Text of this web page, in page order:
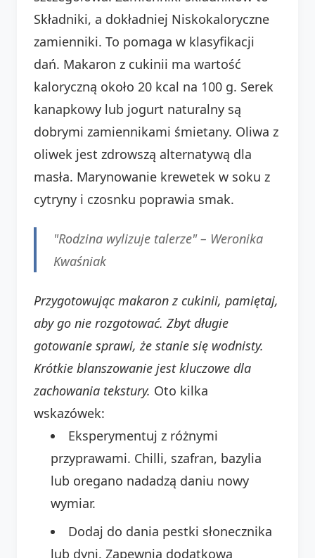
Składniki, a dokładniej Niskokaloryczne
zamienniki. To pomaga w klasyfikacji
dań. Makaron z cukinii ma wartość
kaloryczną około 20 kcal na 100 g. Serek
kanapkowy lub jogurt naturalny są
dobrymi zamiennikami śmietany. Oliwa z
oliwek jest zdrowszą alternatywą dla
masła. Marynowanie krewetek w soku z
cytryny i czosnku poprawia smak.
"Rodzina wylizuje talerze" – Weronika
Kwaśniak
Przygotowując makaron z cukinii, pamiętaj,
aby go nie rozgotować. Zbyt długie
gotowanie sprawi, że stanie się wodnisty.
Krótkie blanszowanie jest kluczowe dla
zachowania tekstury. Oto kilka
wskazówek:
Eksperymentuj z różnymi
przyprawami. Chilli, szafran, bazylia
lub oregano nadadzą daniu nowy
wymiar.
Dodaj do dania pestki słonecznika
lub dyni. Zapewnią dodatkową